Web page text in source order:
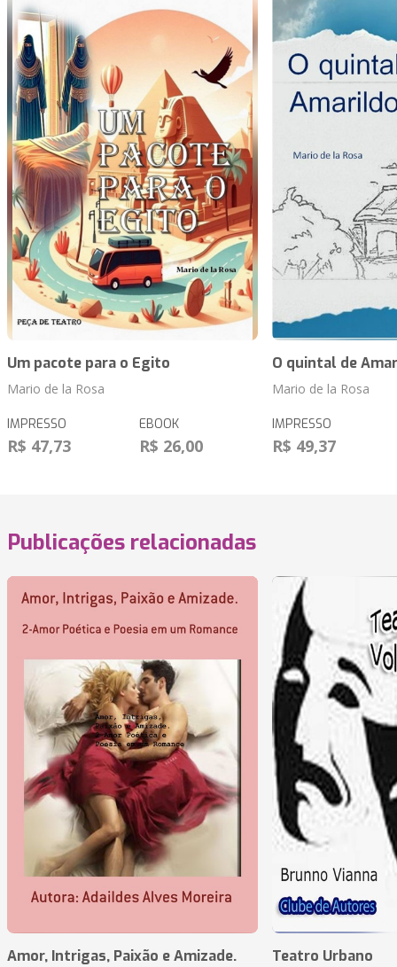
Um pacote para o Egito
Mario de la Rosa
IMPRESSO
R$ 47,73
EBOOK
R$ 26,00
O quintal de
Mario de la Rosa
IMPRESSO
R$ 49,37
Publicações relacionadas
Amor, Intrigas, Paixão e Amizade. Teatro Urbano